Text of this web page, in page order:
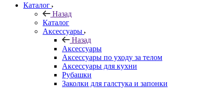
Каталог
Назад
Каталог
Аксессуары
Назад
Аксессуары
Аксессуары по уходу за телом
Аксессуары для кухни
Рубашки
Заколки для галстука и запонки